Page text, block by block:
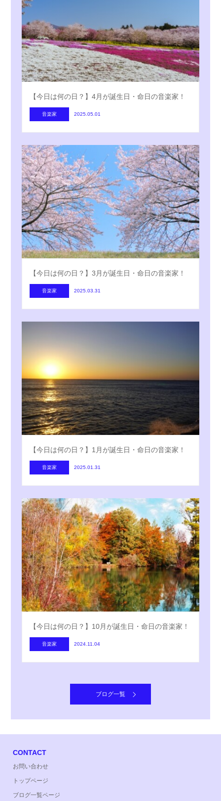
ブログ一覧
【今日は何の日？】4月が誕生日・命日の音楽家！
音楽家 2025.05.01
【今日は何の日？】3月が誕生日・命日の音楽家！
音楽家 2025.03.31
【今日は何の日？】1月が誕生日・命日の音楽家！
音楽家 2025.01.31
【今日は何の日？】10月が誕生日・命日の音楽家！
音楽家 2024.11.04
CONTACT
お問い合わせ
トップページ
ブログ一覧ページ